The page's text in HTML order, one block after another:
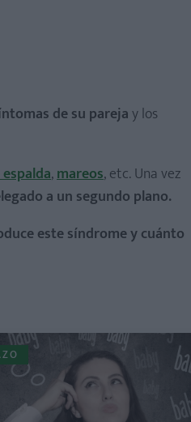
de su parejay los
,mareos, etc. Una vez
a un segundo plano.
este síndrome y cuánto